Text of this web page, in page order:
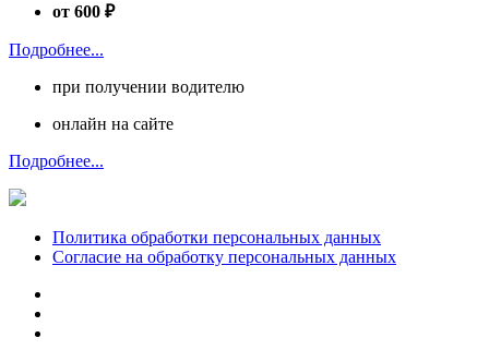
от 600 ₽
Подробнее...
при получении водителю
онлайн на сайте
Подробнее...
Политика обработки персональных данных
Согласие на обработку персональных данных